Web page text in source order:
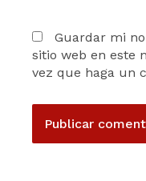
Guardar mi
sitio web en este
vez que haga un